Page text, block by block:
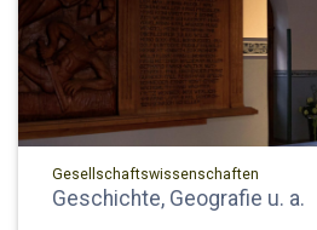
Gesellschaftswissenschaften
Geschichte, Geografie u. a.